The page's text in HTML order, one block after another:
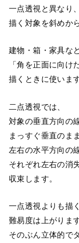
一点透視と異なり、
描く対象を斜めか
建物・箱・家具など
「角を正面に向け
描くときに使います
二点透視では、
対象の垂直方向の
まっすぐ垂直のま
左右の水平方向の
それぞれ左右の消
収束します。
一点透視よりも描
難易度は上がりま
そのぶん立体的で